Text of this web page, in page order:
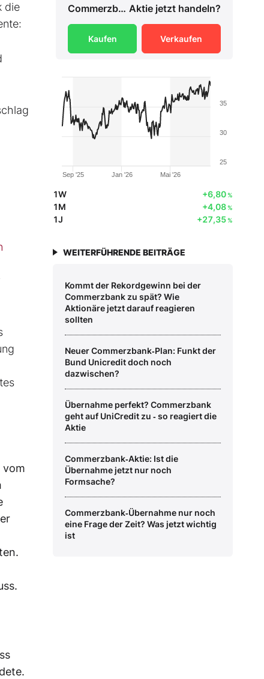
die
vom
Commerzbank Aktie jetzt handeln?
Kaufen Verkaufen
Jan '26
Sep '25 Mai '26
25
30
35
1W +6,80%
1M +4,08%
1J +27,35%
WEITERFÜHRENDE BEITRÄGE
Kommt der Rekordgewinn bei der
Commerzbank zu spät? Wie
Aktionäre jetzt darauf reagieren
sollten
Neuer Commerzbank‑Plan: Funkt der
Bund Unicredit doch noch
dazwischen?
Übernahme perfekt? Commerzbank
geht auf UniCredit zu ‑ so reagiert die
Aktie
Commerzbank‑Aktie: Ist die
Übernahme jetzt nur noch
Formsache?
Commerzbank‑Übernahme nur noch
eine Frage der Zeit? Was jetzt wichtig
ist